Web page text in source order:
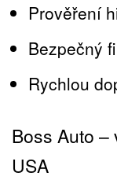
Prověření
Bezpečný
Rychlou
Boss Auto –
USA